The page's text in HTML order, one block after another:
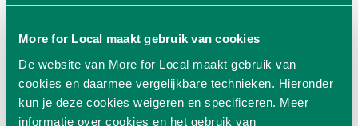
More for Local maakt gebruik van cookies
De website van More for Local maakt gebruik van
cookies en daarmee vergelijkbare technieken. Hieronder
kun je deze cookies weigeren en specificeren. Meer
informatie over cookies en het gebruik van
Door lokaal je producten te kopen ben je niet alleen goed bezig
genieten van de allerbeste producten.
Wil je meer weten over de visie van More for Local? Bezoek snel
onzevisie paginaen ontdek onze visie.